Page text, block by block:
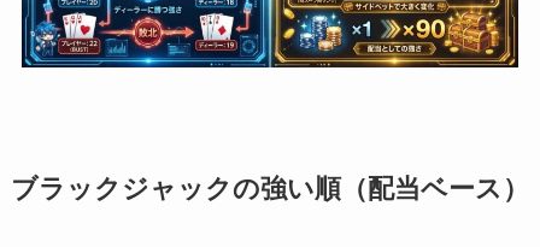
ブラックジャックの強い順（配当ベース）